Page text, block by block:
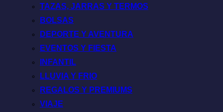
TAZAS, JARRAS Y TERMOS
BOLSAS
DEPORTE Y AVENTURA
EVENTOS Y FIESTA
INFANTIL
LLUVIA Y FRIO
REGALOS Y PREMIUMS
VIAJE